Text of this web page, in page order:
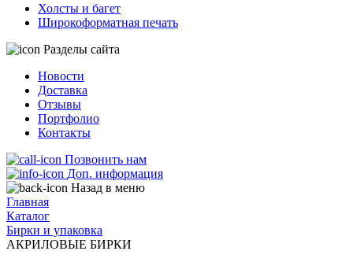
Холсты и багет
Широкоформатная печать
Разделы сайта
Новости
Доставка
Отзывы
Портфолио
Контакты
Позвонить нам
Доп. информация
Назад в меню
Главная
Каталог
Бирки и упаковка
АКРИЛОВЫЕ БИРКИ